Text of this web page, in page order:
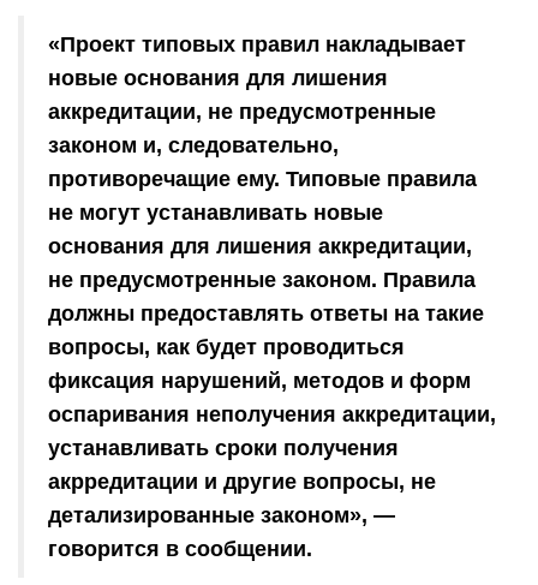
«Проект типовых правил накладывает
новые основания для лишения
аккредитации, не предусмотренные
законом и, следовательно,
противоречащие ему. Типовые правила
не могут устанавливать новые
основания для лишения аккредитации,
не предусмотренные законом. Правила
должны предоставлять ответы на такие
вопросы, как будет проводиться
фиксация нарушений, методов и форм
оспаривания неполучения аккредитации,
устанавливать сроки получения
акрредитации и другие вопросы, не
детализированные законом», —
говорится в сообщении.